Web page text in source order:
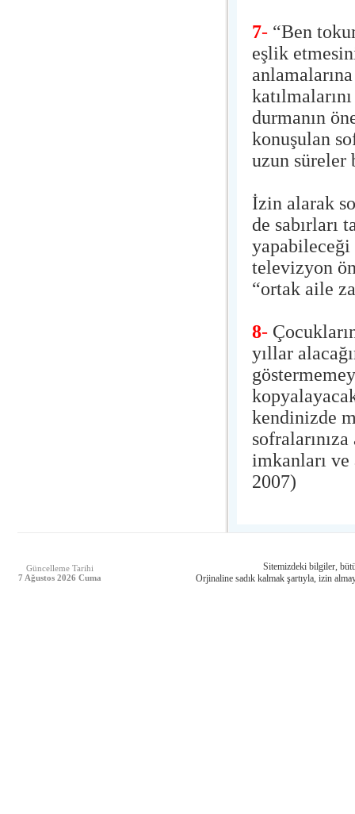
7- “Ben
eşlik
durmanın
konuşulan
uzun süreler
İzin alarak
de sabırları
televizyon
“ortak aile
8-
yıllar
kendinizde
imkanları ve
2007)
Güncelleme Tarihi
7 Ağustos 2026 Cuma
Sitemizdeki bilgiler,
Orjinaline sadık kalmak şartıyla, izin